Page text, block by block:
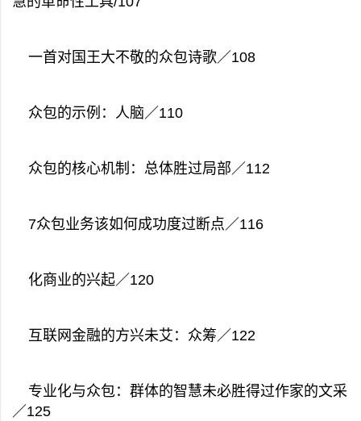
一首对国王大不敬的众包诗歌／108
众包的示例：人脑／110
众包的核心机制：总体胜过局部／112
7众包业务该如何成功度过断点／116
化商业的兴起／120
互联网金融的方兴未艾：众筹／122
专业化与众包：群体的智慧未必胜得过作家的文采
／125